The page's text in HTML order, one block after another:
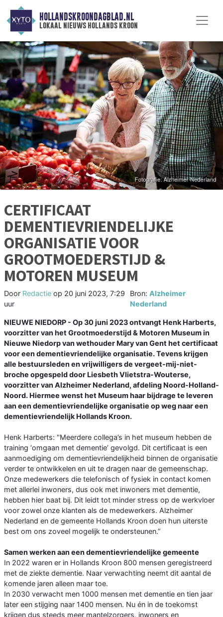
HOLLANDSKROONDAGBLAD.NL
lokaal nieuws hollands kroon
CERTIFICAAT
DEMENTIEVRIENDELIJKE
ORGANISATIE VOOR
GROOTMOEDERSTIJD &
MOTOREN MUSEUM
Door Redactie op 20 juni 2023, 7:29
uur
Bron:Alzheimer
Nederland
NIEUWE NIEDORP - Op 30 juni 2023 ontvangt Henk Harberts,
voorzitter van het Grootmoederstijd & Motoren Museum in
Nieuwe Niedorp van wethouder Mary van Gent het certificaat
voor een dementievriendelijke organisatie. Tevens krijgen
alle bestuursleden en vrijwilligers de vergeet-mij-niet-
broche opgespeld door Liesbeth Vlietstra-Wouterse,
voorzitter van Alzheimer Nederland, afdeling Noord-Holland-
Noord. Hiermee wenst het Museum haar bijdrage te leveren
aan een dementievriendelijke organisatie op weg naar een
dementievriendelijk Hollands Kroon.
Henk Harberts: "Meerdere collega’s in het museum hebben de
training ‘omgaan met dementie’ gevolgd. Dit certificaat is een
aanmoediging om dementievriendelijkheid binnen de organisatie
verder te ontwikkelen en uit te dragen naar de gemeenschap.
Onze medewerkers die telefonisch of fysiek in contact komen
met allerlei inwoners, dus ook met inwoners met dementie,
hebben hier baat bij. Dit leidt tot minder stress op de werkvloer
voor zowel onze klanten als de medewerkers. Alzheimer
Nederland en de gemeente Hollands Kroon doen hun uiterste
best om ons zoveel mogelijk te ondersteunen.”
Samen werken aan een dementievriendelijke gemeente
In 2022 waren er in Hollands Kroon 800 mensen geregistreerd
met de ziekte dementie. Naar verwachting neemt dit aantal de
komende jaren alleen maar toe.
In 2030 verwacht men 1000 mensen met dementie en tien jaar
later een stijging naar 1400 mensen. Nu én in de toekomst
krijgen dus steeds meer mantelzorgers, inwoners en